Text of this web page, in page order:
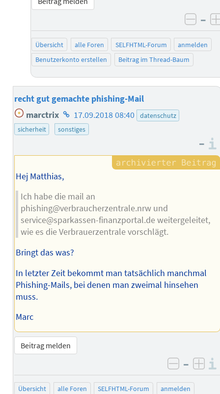
–
Übersicht alle Foren SELFHTML-Forum
anmelden
Benutzerkonto erstellen
Beitrag im Thread-Baum
recht gut gemachte phishing-Mail
marctrix Homepage
des
17.09.2018 08:40
datenschutz
sicherheit
sonstiges
–
Hej Matthias,
Ich habe die mail an
phishing@verbraucherzentrale.nrw und
service@sparkassen-finanzportal.de weitergeleitet,
wie es die Verbrauerzentrale vorschlägt.
Bringt das was?
In letzter Zeit bekommt man tatsächlich manchmal
Phishing-Mails, bei denen man zweimal hinsehen
muss.
Marc
Beitrag melden
negativ
–
Übersicht alle Foren SELFHTML-Forum
anmelden